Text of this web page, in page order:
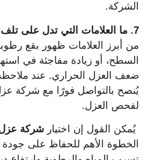
الشركة.
7. ما العلامات التي تدل على تلف العزل؟
من أبرز العلامات ظهور بقع
السطح، أو زيادة مفاجئة في
ضعف العزل الحراري. عند
يُنصح بالتواصل فورًا مع شركة
لفحص العزل.
يُمكن القول إن اختيار شركة
الخطوة الأهم للحفاظ على جودة